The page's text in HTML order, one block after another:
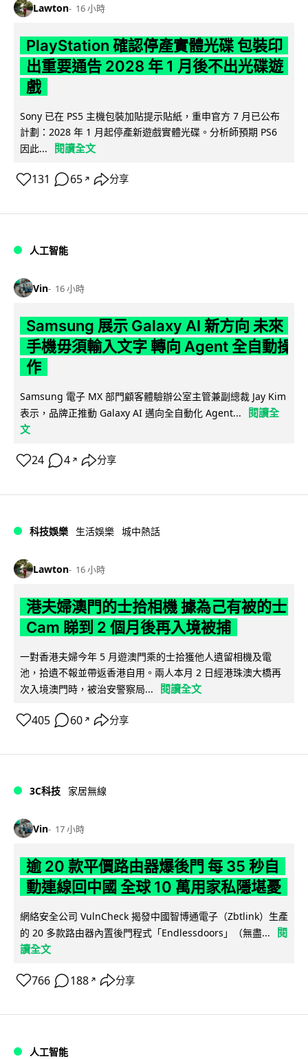
Lawton 16 小時
PlayStation 確認停產實體光碟 包裝印
出重要通告 2028 年 1 月後不出光碟遊
戲
Sony 已在 PS5 主機包裝加貼提示貼紙，重申官方 7 月已公布
計劃：2028 年 1 月起停產新遊戲實體光碟。分析師預期 PS6
因此...
閱讀全文
131 65 ↗ 分享
人工智能
Vin 16 小時
Samsung 展示 Galaxy AI 新方向 未來
手機毋須輸入文字 轉向 Agent 全自動操
作
Samsung 電子 MX 部門顧客體驗辦公室主管兼副總裁 Jay Kim
表示，品牌正推動 Galaxy AI 邁向全自動化 Agent...
閱讀全
文
24 4 ↗ 分享
科技娛樂 生活娛樂 城中熱話
Lawton 16 小時
港夫婦澳門的士拾相機 據為己有被的士
Cam 睇到 2 個月後再入境被捕
一對香港夫婦今年 5 月遊澳門乘的士拾獲他人遺留相機及電
池，拾遺不報並帶返香港自用。兩人本月 2 日經港珠澳大橋再
次入境澳門時，被治安警察局...
閱讀全文
405 60 ↗ 分享
3C科技 家居無線
Vin 17 小時
逾 20 款平價路由器爆後門 每 35 秒自
動連線回中國 全球 10 萬用家私隱堪憂
網絡安全公司 VulnCheck 揭發中國智博通電子（Zbtlink）生產
的 20 多款路由器內置後門程式「Endlessdoors」（無盡...
閱
讀全文
766 188 ↗ 分享
人工智能